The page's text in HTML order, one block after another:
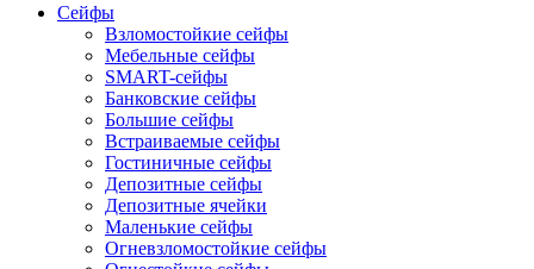
Сейфы
Взломостойкие сейфы
Мебельные сейфы
SMART-сейфы
Банковские сейфы
Большие сейфы
Встраиваемые сейфы
Гостиничные сейфы
Депозитные сейфы
Депозитные ячейки
Маленькие сейфы
Огневзломостойкие сейфы